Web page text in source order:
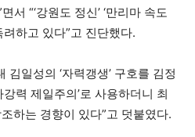
서 “‘강원도 정신’ ‘만리마 속도
하고 있다”고 진단했다.
김일성의 ‘자력갱생’ 구호를 김정
력 제일주의’로 사용하더니 최
하는 경향이 있다”고 덧붙였다.